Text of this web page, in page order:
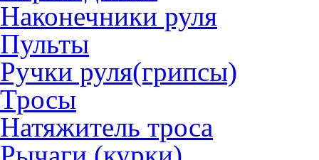
Наконечники руля
Пульты
Ручки руля(грипсы)
Тросы
Натяжитель троса